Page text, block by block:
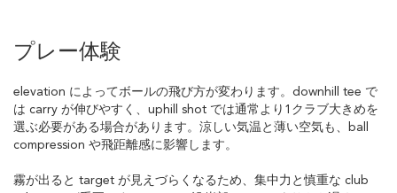
プレー体験
elevation によってボールの飛び方が変わります。downhill tee で
は carry が伸びやすく、uphill shot では通常より1クラブ大きめを
選ぶ必要がある場合があります。涼しい気温と薄い空気も、ball
compression や飛距離感に影響します。
霧が出ると target が見えづらくなるため、集中力と慎重な club